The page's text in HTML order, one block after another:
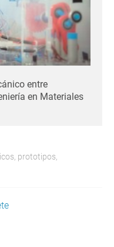
entre
en Materiales
, prototipos,